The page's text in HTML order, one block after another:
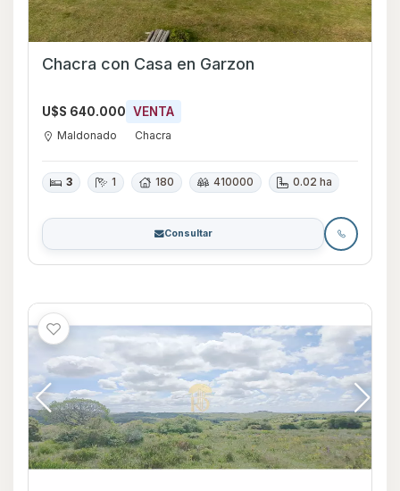
Chacra con Casa en Garzon
U$S 640.000 VENTA
Maldonado Chacra
3 1 180 410000 0.02 ha
Consultar